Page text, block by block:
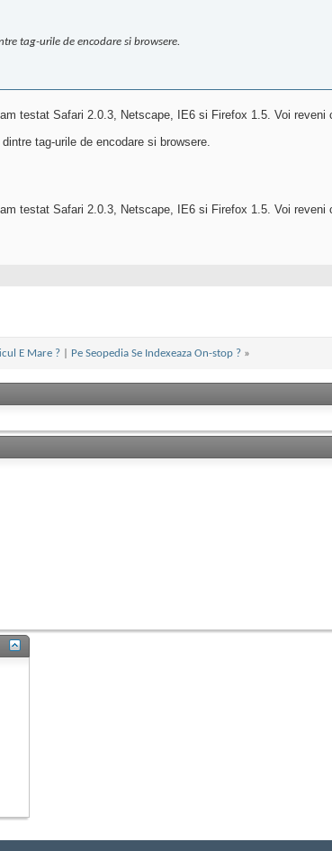
tag-urile de encodare si browsere.
testat Safari 2.0.3, Netscape, IE6 si Firefox 1.5. Voi reveni
tag-urile de encodare si browsere.
testat Safari 2.0.3, Netscape, IE6 si Firefox 1.5. Voi
E Mare ? Pe Seopedia Se Indexeaza On-stop ? »